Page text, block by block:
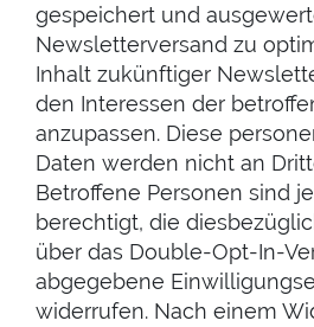
gespeichert und
Newsletterversand zu
Inhalt zukünftiger
den Interessen der
anzupassen. Diese
Daten werden nicht an
Betroffene Personen sind
berechtigt, die
über das Double-Opt-In-
abgegebene
widerrufen. Nach einem